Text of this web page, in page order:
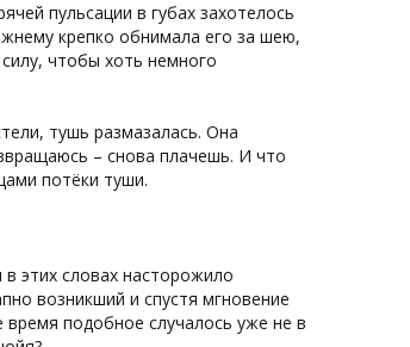
пульсации в губах захотелось
крепко обнимала его за шею,
чтобы хоть немного
тушь размазалась. Она
– снова плачешь. И что
потёки туши.
этих словах насторожило
возникший и спустя мгновение
подобное случалось уже не в